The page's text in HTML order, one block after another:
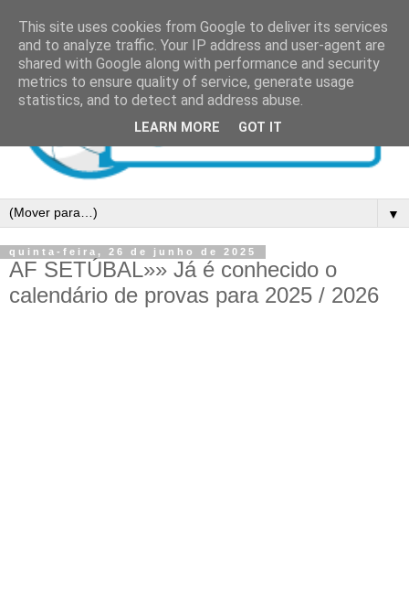
▼
quinta-feira, 26 de junho de 2025
AF SETÚBAL»» Já é conhecido o
calendário de provas para 2025 / 2026
This site uses cookies from Google to deliver its services
and to analyze traffic. Your IP address and user-agent are
shared with Google along with performance and security
metrics to ensure quality of service, generate usage
statistics, and to detect and address abuse.
LEARN MORE GOT IT